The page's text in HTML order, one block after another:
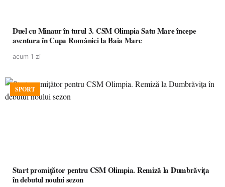
Duel cu Minaur în turul 3. CSM Olimpia Satu Mare începe
aventura în Cupa României la Baia Mare
acum 1 zi
SPORT
Start promițător pentru CSM Olimpia. Remiză la Dumbrăvița
în debutul noului sezon